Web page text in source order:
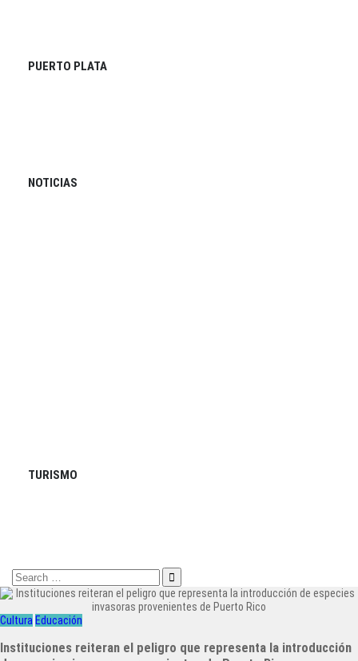
PUERTO PLATA
NOTICIAS
TURISMO
Search
for:
Cultura Educación
Instituciones reiteran el peligro que representa la introducción